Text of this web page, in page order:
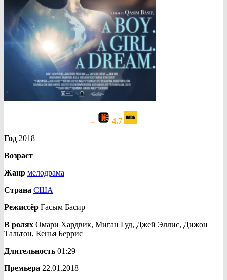
--
4.7
Год 2018
Возраст
Жанр мелодрама
Страна США
Режиссёр Гасым Басир
В ролях Омари Хардвик, Миган Гуд, Джей Эллис, Дижон
Тальтон, Кенья Беррис
Длительность 01:29
Премьера 22.01.2018